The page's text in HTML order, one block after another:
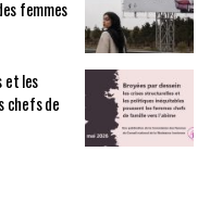
femmes
et les
chefs de